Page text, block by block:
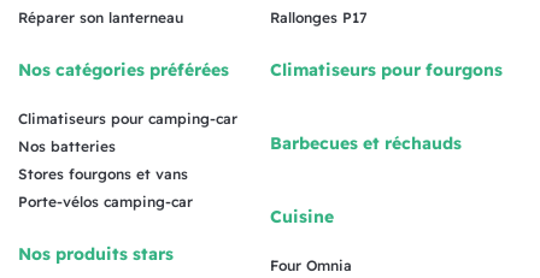
Réparer son lanterneau
Nos catégories préférées
Climatiseurs pour camping-car
Nos batteries
Stores fourgons et vans
Porte-vélos camping-car
Nos produits stars
Rallonges P17
Climatiseurs pour fourgons
Barbecues et réchauds
Cuisine
Four Omnia